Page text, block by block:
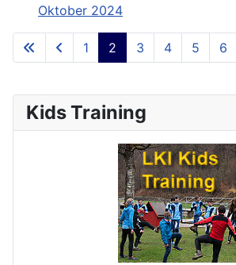
Oktober 2024
1 2 3 4 5 6
Kids Training